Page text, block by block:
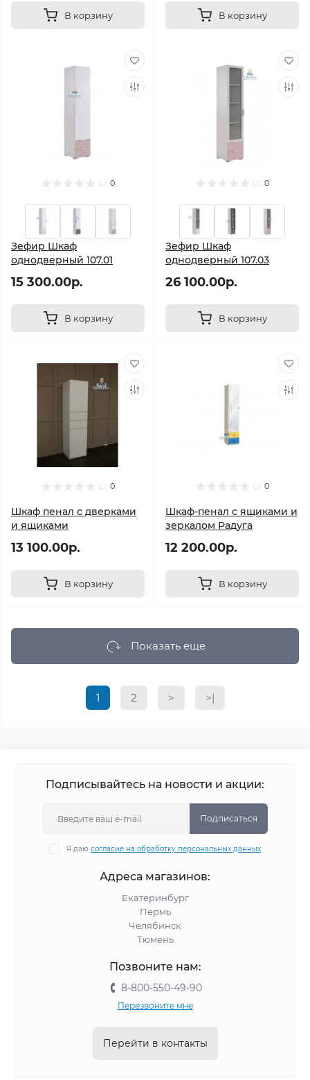
В корзину В корзину
0
Зефир Шкаф
однодверный 107.01
15 300.00р.
В корзину
0
Зефир Шкаф
однодверный 107.03
26 100.00р.
В корзину
0
Шкаф пенал с дверками
и ящиками
13 100.00р.
В корзину
0
Шкаф-пенал с ящиками и
зеркалом Радуга
12 200.00р.
В корзину
Показать еще
1 2 > >|
Подписывайтесь на новости и акции:
Подписаться
Я даю согласие на обработку персональных данных
Адреса магазинов:
Екатеринбург
Пермь
Челябинск
Тюмень
Позвоните нам:
8-800-550-49-90
Перезвоните мне
Перейти в контакты